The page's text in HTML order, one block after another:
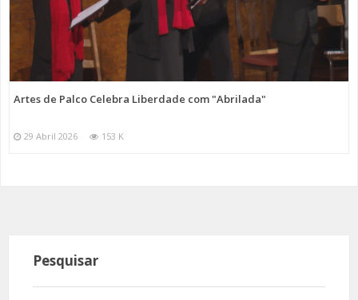
Artes de Palco Celebra Liberdade com "Abrilada"
29 Abril 2026 153 K
Pesquisar